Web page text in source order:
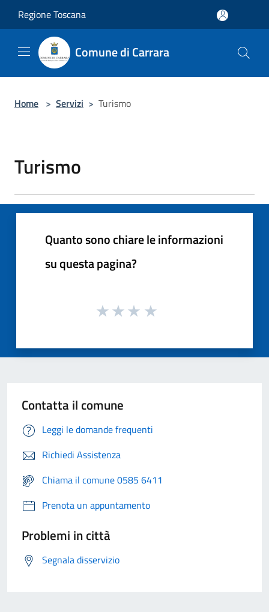
Regione Toscana
Comune di Carrara
Home > Servizi > Turismo
Turismo
Quanto sono chiare le informazioni
su questa pagina?
Contatta il comune
Leggi le domande frequenti
Richiedi Assistenza
Chiama il comune 0585 6411
Prenota un appuntamento
Problemi in città
Segnala disservizio